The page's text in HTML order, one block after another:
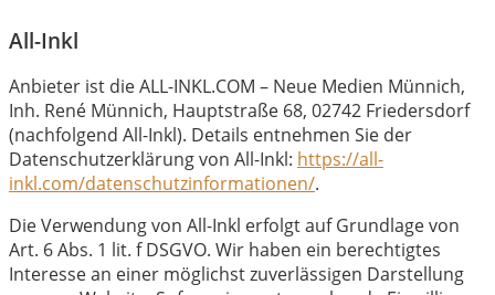
All-Inkl
Anbieter ist die ALL-INKL.COM – Neue Medien Münnich,
Inh. René Münnich, Hauptstraße 68, 02742 Friedersdorf
(nachfolgend All-Inkl). Details entnehmen Sie der
Datenschutzerklärung von All-Inkl: https://all-
inkl.com/datenschutzinformationen/.
Die Verwendung von All-Inkl erfolgt auf Grundlage von
Art. 6 Abs. 1 lit. f DSGVO. Wir haben ein berechtigtes
Interesse an einer möglichst zuverlässigen Darstellung